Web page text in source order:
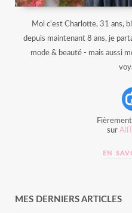
Moi c'est Charlotte, 31 ans,
depuis maintenant 8 ans, je
mode & beauté - mais aussi
sur
EN
MES DERNIERS ARTICLES